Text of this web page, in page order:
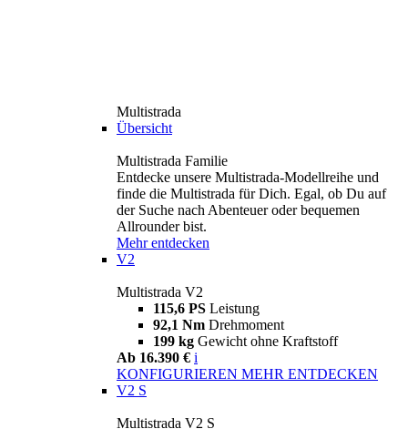
Multistrada
Übersicht
Multistrada Familie
Entdecke unsere Multistrada-Modellreihe und
finde die Multistrada für Dich. Egal, ob Du auf
der Suche nach Abenteuer oder bequemen
Allrounder bist.
Mehr entdecken
V2
Multistrada V2
115,6 PS Leistung
92,1 Nm Drehmoment
199 kg Gewicht ohne Kraftstoff
Ab 16.390 € i
KONFIGURIEREN MEHR ENTDECKEN
V2 S
Multistrada V2 S